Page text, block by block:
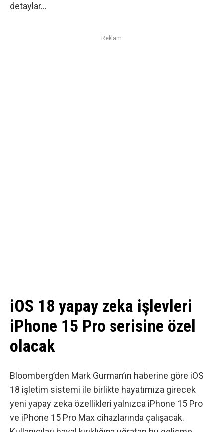
detaylar…
Reklam
iOS 18 yapay zeka işlevleri
iPhone 15 Pro serisine özel
olacak
Bloomberg’den Mark Gurman’ın haberine göre iOS
18 işletim sistemi ile birlikte hayatımıza girecek
yeni yapay zeka özellikleri yalnızca iPhone 15 Pro
ve iPhone 15 Pro Max cihazlarında çalışacak.